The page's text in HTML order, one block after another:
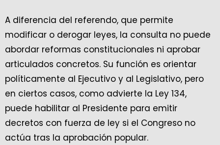
A diferencia del referendo, que permite
modificar o derogar leyes, la consulta no puede
abordar reformas constitucionales ni aprobar
articulados concretos. Su función es orientar
políticamente al Ejecutivo y al Legislativo, pero
en ciertos casos, como advierte la Ley 134,
puede habilitar al Presidente para emitir
decretos con fuerza de ley si el Congreso no
actúa tras la aprobación popular.